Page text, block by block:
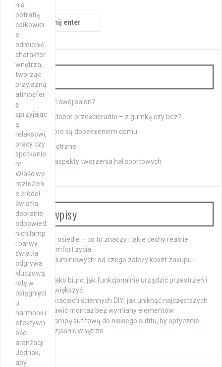
nia
potrafią
całkowici
e
odmienić
charakter
wnętrza,
tworząc
przyjazną
atmosfer
ę
sprzyjając
ą
relaksowi,
pracy czy
spotkanio
m.
Właściwe
rozłożeni
e źródeł
światła,
dobranie
odpowied
nich lamp
i barwy
światła
odgrywa
kluczową
rolę w
osiągnięci
u
harmonii i
efektywn
ości
aranżacji.
Jednak,
aby
Szukaj:
Wnętrza
Jak urządzić swój salon?
Jak wybrać dobre prześcieradło – z gumką czy bez?
Werandy, które są dopełnieniem domu
Rolety zewnętrzne
Praktyczne aspekty tworzenia hal sportowych
Ostatnie wpisy
Nowoczesne osiedle – co to znaczy i jakie cechy realnie
wpływają na komfort życia
Cena okien aluminiowych: od czego zależy koszt zakupu i
montażu
Wąski pokój jako biuro: jak funkcjonalnie urządzić przestrzeń i
optycznie ją powiększyć
Błędy w dekoracjach ściennych DIY: jak uniknąć najczęstszych
pomyłek i naprawić montaż bez wymiany elementów
Jak wybrać lampę sufitową do niskiego sufitu, by optycznie
powiększyć i rozjaśnić wnętrze